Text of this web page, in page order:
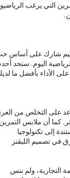
التمرين التي يرغب
جيم شارك على أساس
اليوم. ستجد
الأداء بأفضل ما
على التخلص من
كما أن ملابس
إلى تكنولوجيا
في تصميم الليقنز
التجارية، ولم ننس